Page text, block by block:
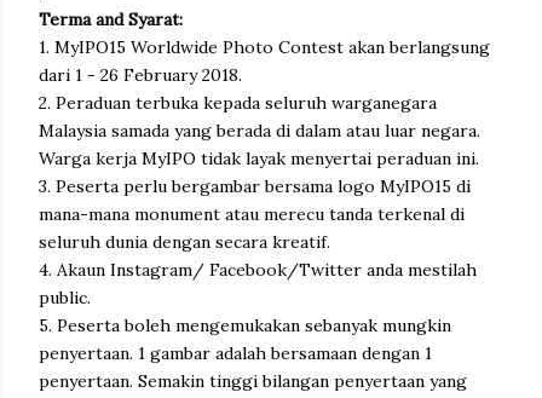
Terma and Syarat:
1. MyIPO15 Worldwide Photo Contest akan berlangsung
dari 1 - 26 February 2018.
2. Peraduan terbuka kepada seluruh warganegara
Malaysia samada yang berada di dalam atau luar negara.
Warga kerja MyIPO tidak layak menyertai peraduan ini.
3. Peserta perlu bergambar bersama logo MyIPO15 di
mana-mana monument atau merecu tanda terkenal di
seluruh dunia dengan secara kreatif.
4. Akaun Instagram/ Facebook/Twitter anda mestilah
public.
5. Peserta boleh mengemukakan sebanyak mungkin
penyertaan. 1 gambar adalah bersamaan dengan 1
penyertaan. Semakin tinggi bilangan penyertaan yang